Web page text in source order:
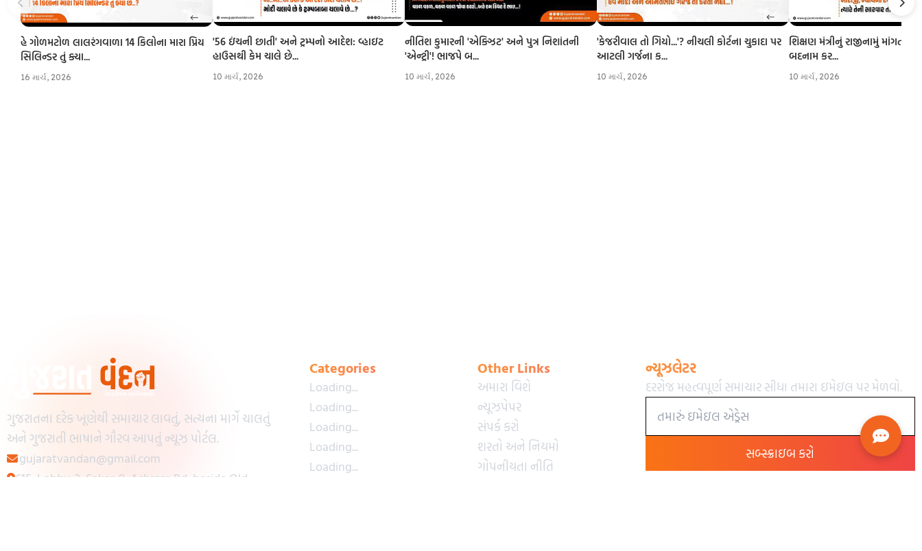
હે ગોળમટોળ લાલરંગવાળા 14 કિલોના મારા પ્રિય
સિલિન્ડર તું ક્યા...
16 માર્ચ, 2026
'56 ઇંચની છાતી' અને ટ્રમ્પનો આદેશ: વ્હાઇટ
હાઉસથી કેમ ચાલે છે...
10 માર્ચ, 2026
નીતિશ કુમારની 'એક્ઝિટ' અને પુત્ર નિશાંતની
'એન્ટ્રી'! ભાજપે બ...
10 માર્ચ, 2026
'કેજરીવાલ તો ગિયો...'? નીચલી કોર્ટના ચુકાદા પર
આટલી ગર્જના ક...
10 માર્ચ, 2026
શિક્ષણ મંત્રીનું રાજીનામું માંગતા
બદનામ કર...
10 માર્ચ, 2026
ગુજરાતના દરેક ખૂણેથી સમાચાર લાવતું, સત્યના માર્ગે ચાલતું
અને ગુજરાતી ભાષાને ગૌરવ આપતું ન્યૂઝ પોર્ટલ.
gujaratvandan@gmail.com
615, Lobby-2, Sakar-9, Ashram Rd, beside Old
Categories
Loading...
Loading...
Loading...
Loading...
Loading...
Other Links
અમારા વિશે
ન્યૂઝપેપર
સંપર્ક કરો
શરતો અને નિયમો
ગોપનીયતા નીતિ
ન્યૂઝલેટર
દરરોજ મહત્વપૂર્ણ સમાચાર સીધા તમારા ઇમેઇલ પર મેળવો.
સબ્સ્ક્રાઇબ કરો